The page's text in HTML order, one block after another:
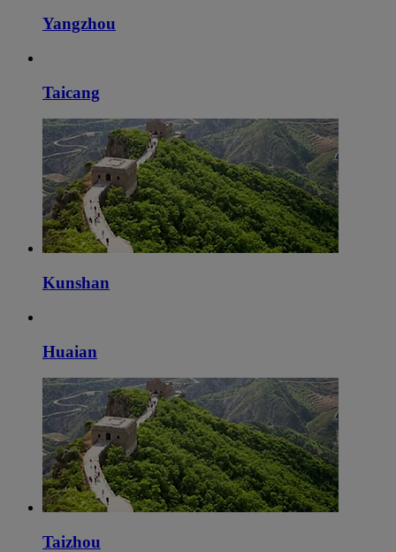
Yangzhou
Taicang
Kunshan
Huaian
Taizhou